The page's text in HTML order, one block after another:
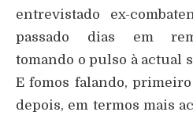
entrevistado ex-
passado dias em
tomando o pulso à actual
E fomos falando,
depois, em termos mais